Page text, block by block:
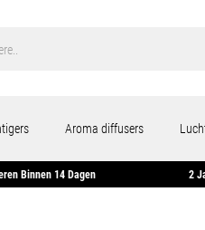
Aroma diffusers
Retourneren Binnen 14 Dagen